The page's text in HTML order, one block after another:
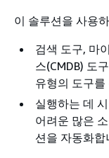
이 솔루션을 사용
검색 도구, 마
스(CMDB) 도
유형의 도구를
실행하는 데
어려운 많은
션을 자동화합